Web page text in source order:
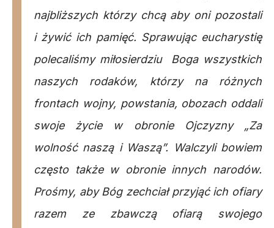
najbliższych którzy chcą aby oni pozostali
i żywić ich pamięć. Sprawując eucharystię
polecaliśmy miłosierdziu Boga wszystkich
naszych rodaków, którzy na różnych
frontach wojny, powstania, obozach oddali
swoje życie w obronie Ojczyzny „Za
wolność naszą i Waszą”. Walczyli bowiem
często także w obronie innych narodów.
Prośmy, aby Bóg zechciał przyjąć ich ofiary
razem ze zbawczą ofiarą swojego